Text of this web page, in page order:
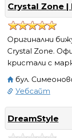
Crystal Zone
Оригинални
Crystal Zone.
кристали с
бул.
Уебсайт
DreamStyle